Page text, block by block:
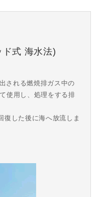
式 海水法)
される燃焼排ガス中の
使用し、処理をする排
復した後に海へ放流しま